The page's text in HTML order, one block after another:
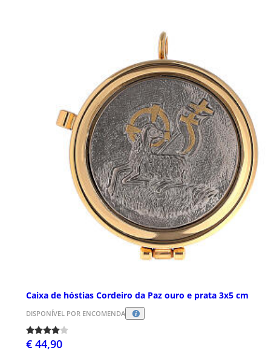
Caixa de hóstias Cordeiro da Paz ouro e prata 3x5 cm
DISPONÍVEL POR ENCOMENDA
€ 44,90